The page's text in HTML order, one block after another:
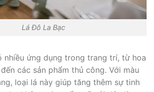
Lá Đô La Bạc
nhiều ứng dụng trong trang trí, từ hoa
các sản phẩm thủ công. Với màu
loại lá này giúp tăng thêm sự tinh